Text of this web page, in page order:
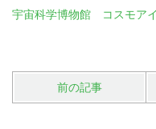
宇宙科学博物館 コスモア
前の記事